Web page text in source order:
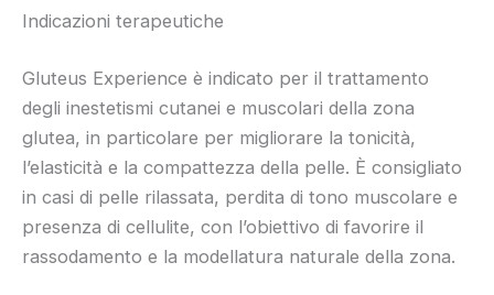
Indicazioni terapeutiche
Gluteus Experience è indicato per il trattamento
degli inestetismi cutanei e muscolari della zona
glutea, in particolare per migliorare la tonicità,
l’elasticità e la compattezza della pelle. È consigliato
in casi di pelle rilassata, perdita di tono muscolare e
presenza di cellulite, con l’obiettivo di favorire il
rassodamento e la modellatura naturale della zona.